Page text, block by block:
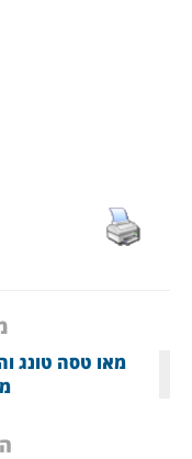
מאו טסה טונג